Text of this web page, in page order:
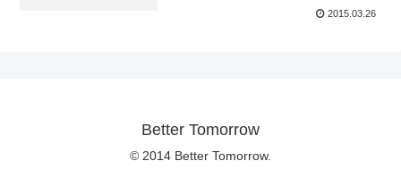
2015.03.26
Better Tomorrow
© 2014 Better Tomorrow.